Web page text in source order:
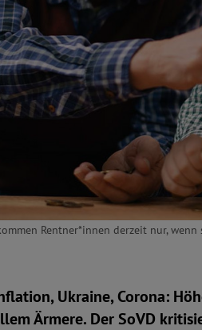
Rentner*innen derzeit nur,
Ukraine, Corona:
Ärmere. Der SoVD